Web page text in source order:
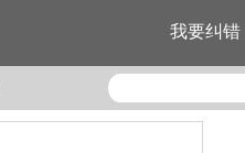
我要纠错